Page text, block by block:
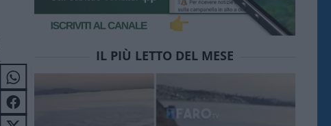
IL PIÙ LETTO DEL MESE